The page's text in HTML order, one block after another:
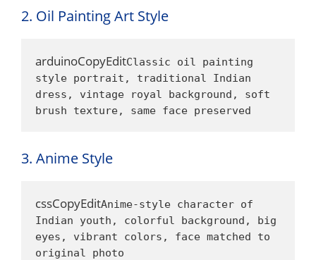
2. Oil Painting Art Style
arduinoCopyEditClassic oil painting
style portrait, traditional Indian
dress, vintage royal background, soft
brush texture, same face preserved
3. Anime Style
cssCopyEditAnime-style character of
Indian youth, colorful background, big
eyes, vibrant colors, face matched to
original photo